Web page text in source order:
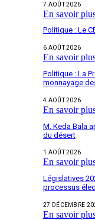
7 AOÛT 2026
En savoir
Politique : Le
6 AOÛT 2026
En savoir
Politique : La
monnayage
4 AOÛT 2026
En savoir
M. Keda Bala
du désert
1 AOÛT 2026
En savoir
Législatives
processus
27 DÉCEMBRE
En savoir